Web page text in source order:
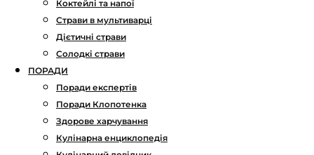
Коктейлі та напої
Страви в мультиварці
Дієтичні страви
Солодкі страви
ПОРАДИ
Поради експертів
Поради Клопотенка
Здорове харчування
Кулінарна енциклопедія